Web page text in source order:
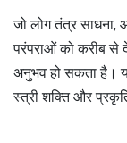
जो लोग तंत्र साधना,
परंपराओं को करीब से
अनुभव हो सकता है।
स्त्री शक्ति और